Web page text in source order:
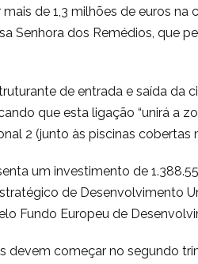
de 1,3 milhões de euros
Senhora dos Remédios, que
de entrada e saída da
que esta ligação “unirá a
2 (junto às piscinas cobertas
um investimento de
de Desenvolvimento
Fundo Europeu de
devem começar no segundo